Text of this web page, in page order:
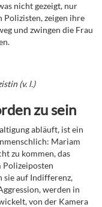
nicht gezeigt, nur
Polizisten, zeigen ihre
und zwingen die Frau
(v. l.)
zu sein
abläuft, ist ein
Mariam
zu kommen, das
Polizeiposten
sie auf Indifferenz,
werden in
von der Kamera